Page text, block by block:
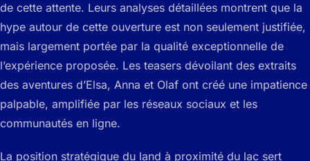
de cette attente. Leurs analyses détaillées montrent que la
hype autour de cette ouverture est non seulement justifiée,
mais largement portée par la qualité exceptionnelle de
l’expérience proposée. Les teasers dévoilant des extraits
des aventures d’Elsa, Anna et Olaf ont créé une impatience
palpable, amplifiée par les réseaux sociaux et les
communautés en ligne.
La position stratégique du land à proximité du lac sert